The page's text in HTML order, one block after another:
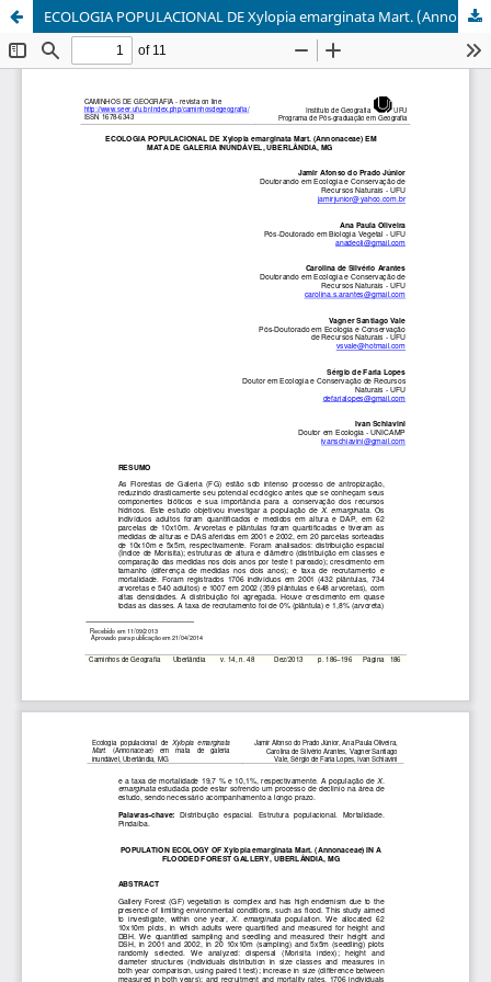
ECOLOGIA POPULACIONAL DE Xylopia emarginata Mart. (Annonaceae) EM MATA DE GALERIA INUNDÁVEL, UBERLÂNDIA, MG